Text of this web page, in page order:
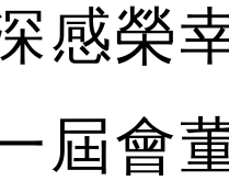
感榮
屆會